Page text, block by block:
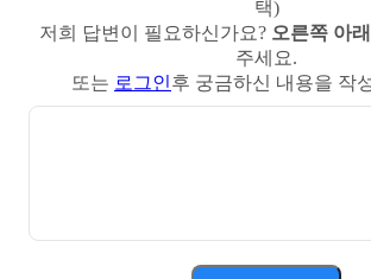
택)
저희 답변이 필요하신가요? 오른쪽 아
주세요.
또는 로그인후 궁금하신 내용을 작